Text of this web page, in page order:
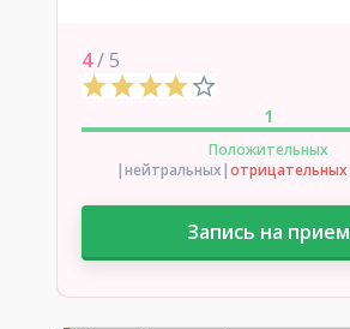
4/ 5
1
Положительных
|нейтральных|отрицательных
Запись на прием